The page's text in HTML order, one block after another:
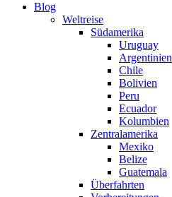
Blog
Weltreise
Südamerika
Uruguay
Argentinien
Chile
Bolivien
Peru
Ecuador
Kolumbien
Zentralamerika
Mexiko
Belize
Guatemala
Überfahrten